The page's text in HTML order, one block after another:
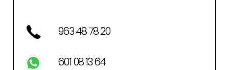
963 48 78 20
601 08 13 64